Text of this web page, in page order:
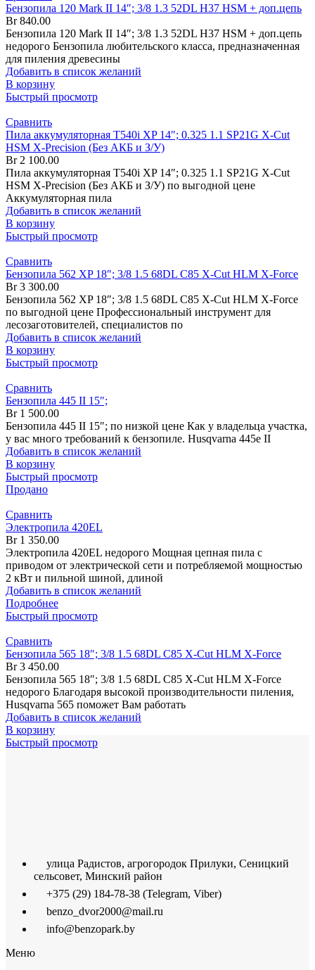
Бензопила 120 Mark II 14″; 3/8 1.3 52DL H37 HSM + доп.цепь
Br840.00
Бензопила 120 Mark II 14″; 3/8 1.3 52DL H37 HSM + доп.цепь
недорого Бензопила любительского класса, предназначенная
для пиления древесины
Добавить в список желаний
В корзину
Быстрый просмотр
Сравнить
Пила аккумуляторная T540i XP 14″; 0.325 1.1 SP21G X-Cut
HSM X-Precision (Без АКБ и З/У)
Br2 100.00
Пила аккумуляторная T540i XP 14″; 0.325 1.1 SP21G X-Cut
HSM X-Precision (Без АКБ и З/У) по выгодной цене
Аккумуляторная пила
Добавить в список желаний
В корзину
Быстрый просмотр
Сравнить
Бензопила 562 XP 18″; 3/8 1.5 68DL C85 X-Cut HLM X-Force
Br3 300.00
Бензопила 562 XP 18″; 3/8 1.5 68DL C85 X-Cut HLM X-Force
по выгодной цене Профессиональный инструмент для
лесозаготовителей, специалистов по
Добавить в список желаний
В корзину
Быстрый просмотр
Сравнить
Бензопила 445 II 15″;
Br1 500.00
Бензопила 445 II 15″; по низкой цене Как у владельца участка,
у вас много требований к бензопиле. Husqvarna 445e II
Добавить в список желаний
В корзину
Быстрый просмотр
Продано
Сравнить
Электропила 420EL
Br1 350.00
Электропила 420EL недорого Мощная цепная пила с
приводом от электрической сети и потребляемой мощностью
2 кВт и пильной шиной, длиной
Добавить в список желаний
Подробнее
Быстрый просмотр
Сравнить
Бензопила 565 18″; 3/8 1.5 68DL C85 X-Cut HLM X-Force
Br3 450.00
Бензопила 565 18″; 3/8 1.5 68DL C85 X-Cut HLM X-Force
недорого Благодаря высокой производительности пиления,
Husqvarna 565 поможет Вам работать
Добавить в список желаний
В корзину
Быстрый просмотр
улица Радистов, агрогородок Прилуки, Сеницкий
сельсовет, Минский район
+375 (29) 184-78-38 (Telegram, Viber)
benzo_dvor2000@mail.ru
info@benzopark.by
Меню